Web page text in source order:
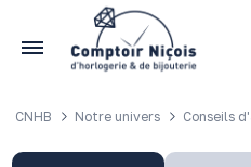
CNHB Notre univers Conseils
Gérer les préférences en